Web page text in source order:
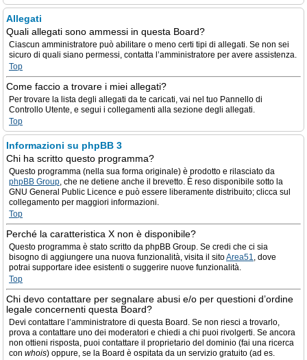
Allegati
Quali allegati sono ammessi in questa Board?
Ciascun amministratore può abilitare o meno certi tipi di allegati. Se non sei
sicuro di quali siano permessi, contatta l’amministratore per avere assistenza.
Top
Come faccio a trovare i miei allegati?
Per trovare la lista degli allegati da te caricati, vai nel tuo Pannello di
Controllo Utente, e segui i collegamenti alla sezione degli allegati.
Top
Informazioni su phpBB 3
Chi ha scritto questo programma?
Questo programma (nella sua forma originale) è prodotto e rilasciato da
phpBB Group, che ne detiene anche il brevetto. È reso disponibile sotto la
GNU General Public Licence e può essere liberamente distribuito; clicca sul
collegamento per maggiori informazioni.
Top
Perché la caratteristica X non è disponibile?
Questo programma è stato scritto da phpBB Group. Se credi che ci sia
bisogno di aggiungere una nuova funzionalità, visita il sitoArea51, dove
potrai supportare idee esistenti o suggerire nuove funzionalità.
Top
Chi devo contattare per segnalare abusi e/o per questioni d’ordine
legale concernenti questa Board?
Devi contattare l’amministratore di questa Board. Se non riesci a trovarlo,
prova a contattare uno dei moderatori e chiedi a chi puoi rivolgerti. Se ancora
non ottieni risposta, puoi contattare il proprietario del dominio (fai una ricerca
con whois) oppure, se la Board è ospitata da un servizio gratuito (ad es.